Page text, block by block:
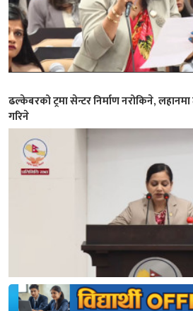
ढल्केबरको ट्रमा सेन्टर निर्माण नरोकिने,
गरिने